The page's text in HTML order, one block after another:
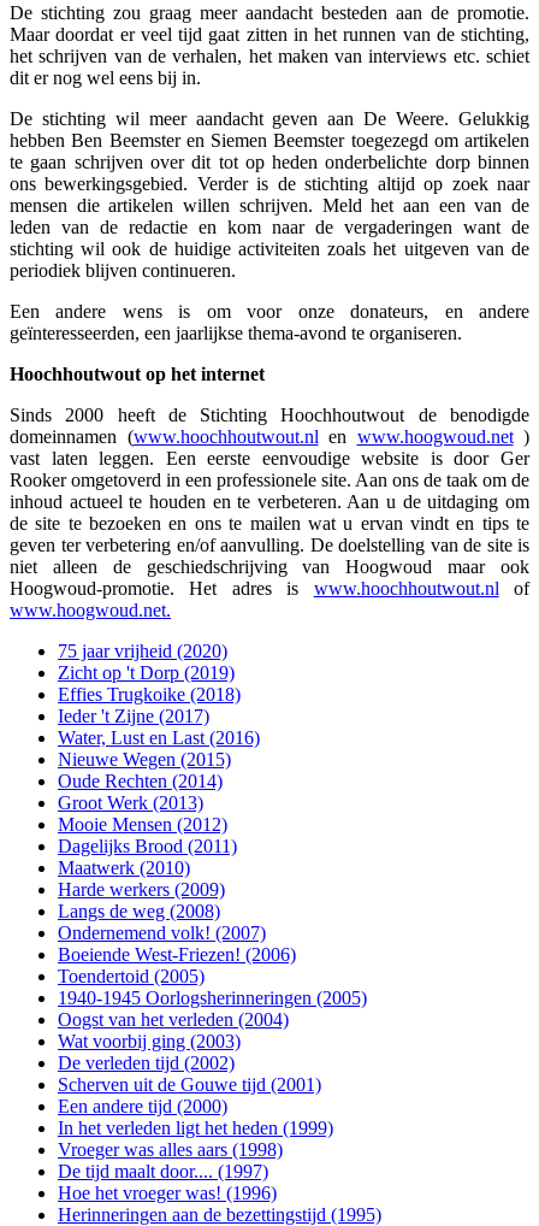
De stichting zou graag meer aandacht besteden aan de promotie.
Maar doordat er veel tijd gaat zitten in het runnen van de stichting,
het schrijven van de verhalen, het maken van interviews etc. schiet
dit er nog wel eens bij in.
De stichting wil meer aandacht geven aan De Weere. Gelukkig
hebben Ben Beemster en Siemen Beemster toegezegd om artikelen
te gaan schrijven over dit tot op heden onderbelichte dorp binnen
ons bewerkingsgebied. Verder is de stichting altijd op zoek naar
mensen die artikelen willen schrijven. Meld het aan een van de
leden van de redactie en kom naar de vergaderingen want de
stichting wil ook de huidige activiteiten zoals het uitgeven van de
periodiek blijven continueren.
Een andere wens is om voor onze donateurs, en andere
geïnteresseerden, een jaarlijkse thema-avond te organiseren.
Hoochhoutwout op het internet
Sinds 2000 heeft de Stichting Hoochhoutwout de benodigde
domeinnamen (www.hoochhoutwout.nl en www.hoogwoud.net)
vast laten leggen. Een eerste eenvoudige website is door Ger
Rooker omgetoverd in een professionele site. Aan ons de taak om de
inhoud actueel te houden en te verbeteren. Aan u de uitdaging om
de site te bezoeken en ons te mailen wat u ervan vindt en tips te
geven ter verbetering en/of aanvulling. De doelstelling van de site is
niet alleen de geschiedschrijving van Hoogwoud maar ook
Hoogwoud-promotie. Het adres is www.hoochhoutwout.nl of
www.hoogwoud.net.
75 jaar vrijheid (2020)
Zicht op 't Dorp (2019)
Effies Trugkoike (2018)
Ieder 't Zijne (2017)
Water, Lust en Last (2016)
Nieuwe Wegen (2015)
Oude Rechten (2014)
Groot Werk (2013)
Mooie Mensen (2012)
Dagelijks Brood (2011)
Maatwerk (2010)
Harde werkers (2009)
Langs de weg (2008)
Ondernemend volk! (2007)
Boeiende West-Friezen! (2006)
Toendertoid (2005)
1940-1945 Oorlogsherinneringen (2005)
Oogst van het verleden (2004)
Wat voorbij ging (2003)
De verleden tijd (2002)
Scherven uit de Gouwe tijd (2001)
Een andere tijd (2000)
In het verleden ligt het heden (1999)
Vroeger was alles aars (1998)
De tijd maalt door.... (1997)
Hoe het vroeger was! (1996)
Herinneringen aan de bezettingstijd (1995)